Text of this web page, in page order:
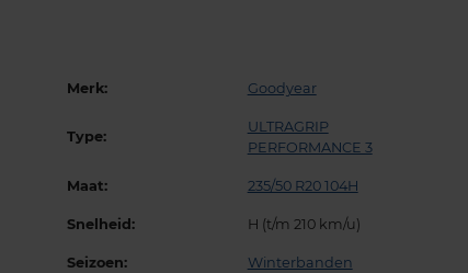
Merk: Goodyear
Type:
ULTRAGRIP
PERFORMANCE 3
Maat: 235/50 R20 104H
Snelheid: H (t/m 210 km/u)
Seizoen: Winterbanden